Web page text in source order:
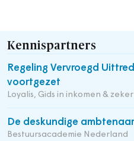
Kennispartners
Regeling Vervroegd
voortgezet
Loyalis, Gids in inkomen &
De deskundige ambtenaar
Bestuursacademie Nederland